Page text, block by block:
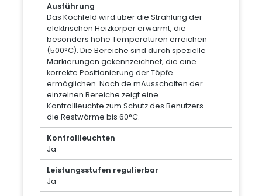
Ausführung
Das Kochfeld wird über die Strahlung der
elektrischen Heizkörper erwärmt, die
besonders hohe Temperaturen erreichen
(500°C). Die Bereiche sind durch spezielle
Markierungen gekennzeichnet, die eine
korrekte Positionierung der Töpfe
ermöglichen. Nach de mAusschalten der
einzelnen Bereiche zeigt eine
Kontrollleuchte zum Schutz des Benutzers
die Restwärme bis 60°C.
Kontrollleuchten
Ja
Leistungsstufen regulierbar
Ja